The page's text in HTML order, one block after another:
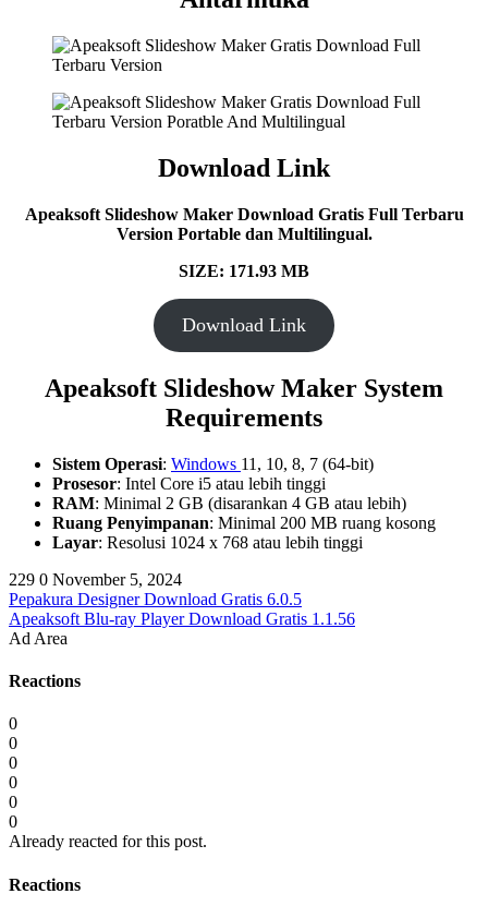
Download Link
Apeaksoft Slideshow Maker Download Gratis Full Terbaru
Version Portable dan Multilingual.
SIZE: 171.93 MB
Download Link
Apeaksoft Slideshow Maker System
Requirements
Sistem Operasi: Windows 11, 10, 8, 7 (64-bit)
Prosesor: Intel Core i5 atau lebih tinggi
RAM: Minimal 2 GB (disarankan 4 GB atau lebih)
Ruang Penyimpanan: Minimal 200 MB ruang kosong
Layar: Resolusi 1024 x 768 atau lebih tinggi
229 0 November 5, 2024
Pepakura Designer Download Gratis 6.0.5
Apeaksoft Blu-ray Player Download Gratis 1.1.56
Ad Area
Reactions
0
0
0
0
0
0
Already reacted for this post.
Reactions